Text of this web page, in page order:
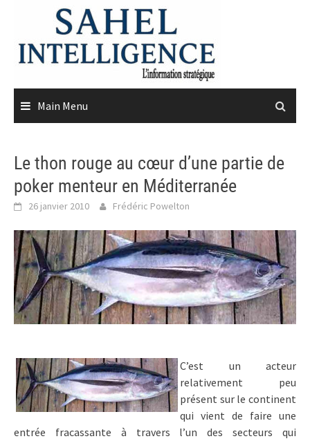
content
Main Menu
Le thon rouge au cœur d’une partie de
poker menteur en Méditerranée
26 janvier 2010 Frédéric Powelton
C’est un acteur
relativement peu
présent sur le continent
qui vient de faire une
entrée fracassante à travers l’un des secteurs qui